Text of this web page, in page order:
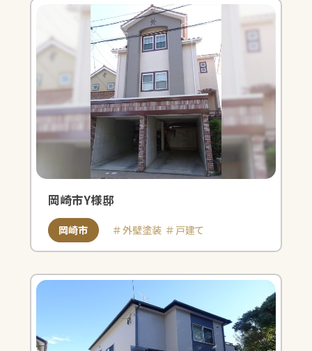
岡崎市Y様邸
岡崎市 外壁塗装 戸建て